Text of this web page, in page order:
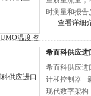
时测量和报
变量，以优
查看详细
希而科供应进
希而科供应进
计和控制器 -
现代数字架构